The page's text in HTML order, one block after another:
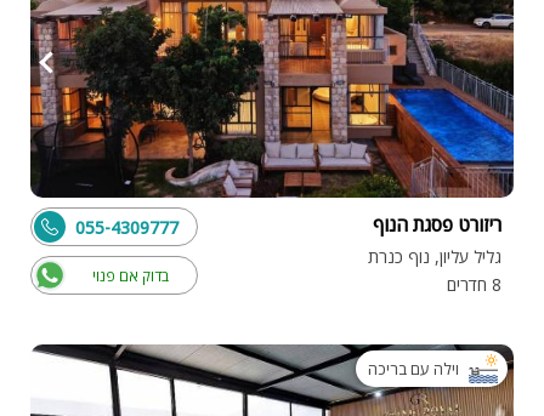
ריזורט פסגת הנוף
גליל עליון, נוף כנרת
8 חדרים
בדוק אם פנוי
055-4309777
וילה עם בריכה